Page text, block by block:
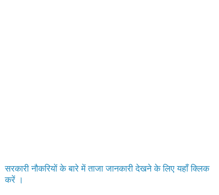
सरकारी नौकरियों के बारे में ताजा जानकारी देखने के लिए यहाँ क्लिक
करें ।